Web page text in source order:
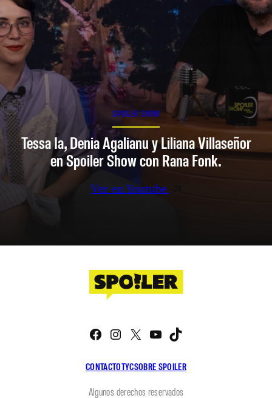
SPOILER SHOW
Tessa Ia, Denia Agalianu y Liliana Villaseñor
en Spoiler Show con Rana Fonk.
Ver en Youtube
CONTACTOTYCSOBRE SPOILER
Facebook
Instagram
X YouTube
Algunos derechos reservados